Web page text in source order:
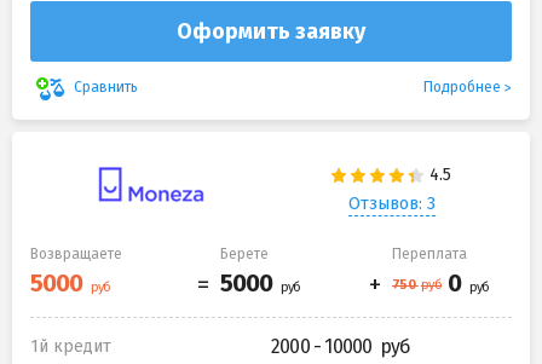
Оформить заявку
Сравнить Подробнее
Отзывов: 3
Возвращаете Берете Переплата
1й кредит 2000 - 10000